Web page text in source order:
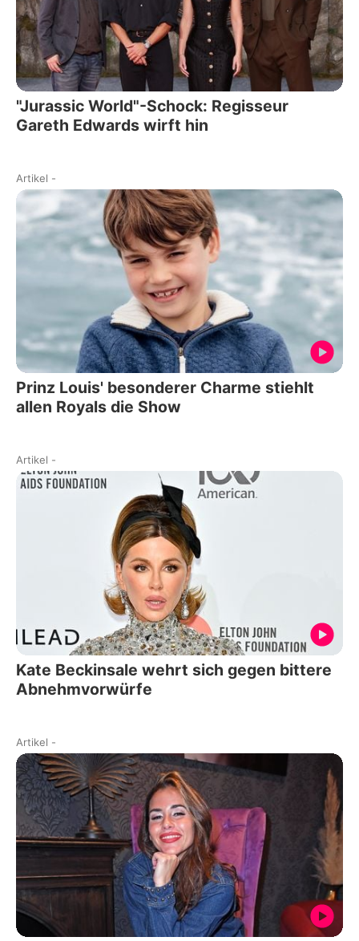
"Jurassic World"-Schock: Regisseur
Gareth Edwards wirft hin
Artikel -
Prinz Louis' besonderer Charme stiehlt
allen Royals die Show
Artikel -
Kate Beckinsale wehrt sich gegen bittere
Abnehmvorwürfe
Artikel -